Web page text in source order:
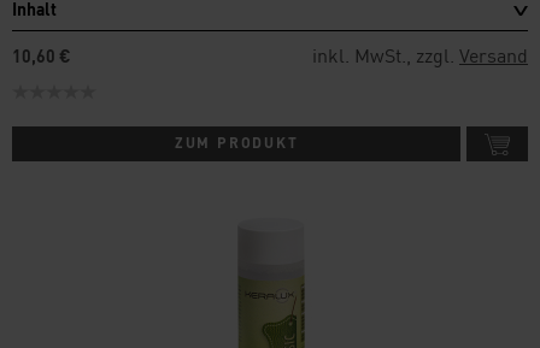
Inhalt
10,60 €
inkl. MwSt., zzgl. Versand
ZUM PRODUKT